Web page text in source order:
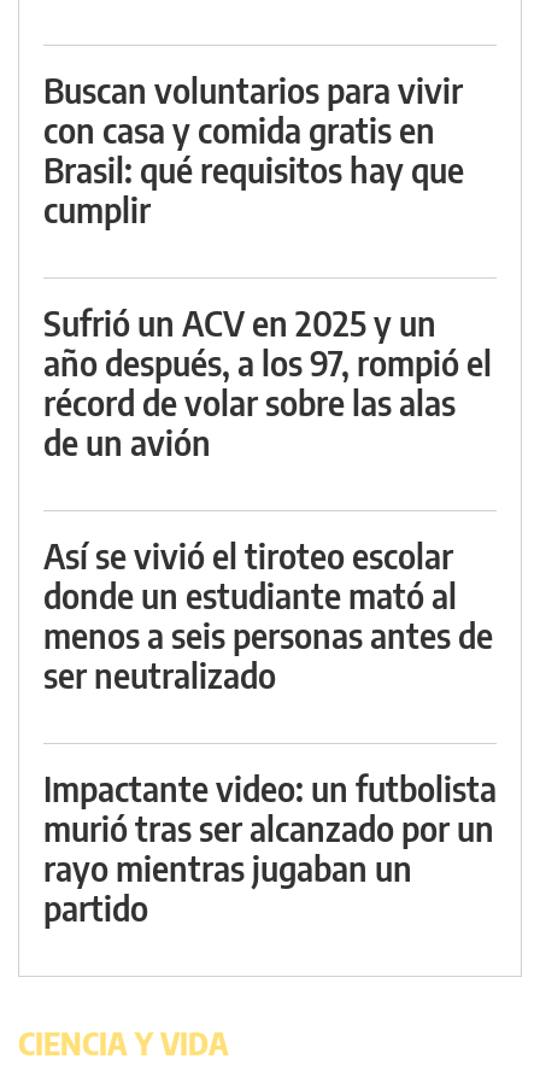
Buscan voluntarios para vivir
con casa y comida gratis en
Brasil: qué requisitos hay que
cumplir
Sufrió un ACV en 2025 y un
año después, a los 97, rompió el
récord de volar sobre las alas
de un avión
Así se vivió el tiroteo escolar
donde un estudiante mató al
menos a seis personas antes de
ser neutralizado
Impactante video: un futbolista
murió tras ser alcanzado por un
rayo mientras jugaban un
partido
CIENCIA Y VIDA